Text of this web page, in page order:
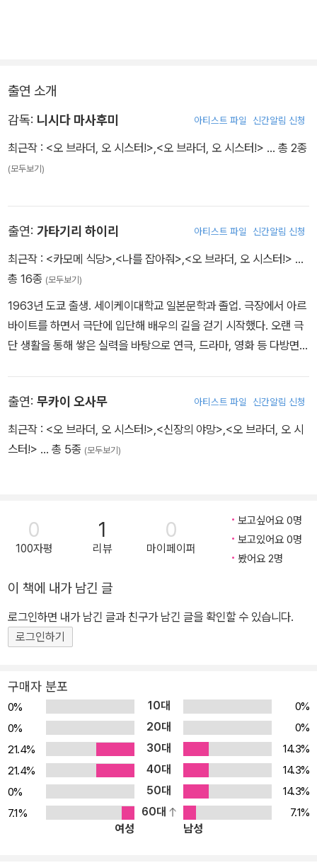
거래처 직원 아사노를 좋아하지만 애써 마음을 숨긴 채 짝사랑만 하
고 있는 것이다.
인해 두 사람의 사랑과 인생에 변화가 시작된다.
출연 소개
감독: 니시다 마사후미 아티스트 파일 신간알림 신청
최근작 : <오 브라더, 오 시스터!>,<오 브라더, 오 시스터!> … 총 2종
(모두보기)
출연: 가타기리 하이리 아티스트 파일 신간알림 신청
최근작 : <카모메 식당>,<나를 잡아줘>,<오 브라더, 오 시스터!> …
총 16종 (모두보기)
1963년 도쿄 출생. 세이케이대학교 일본문학과 졸업. 극장에서 아르
바이트를 하면서 극단에 입단해 배우의 길을 걷기 시작했다. 오랜 극
단 생활을 통해 쌓은 실력을 바탕으로 연극, 드라마, 영화 등 다방면에
밀>, 드라마 <수박> 등이 있다.
출연: 무카이 오사무 아티스트 파일 신간알림 신청
최근작 : <오 브라더, 오 시스터!>,<신장의 야망>,<오 브라더, 오 시
스터!> … 총 5종 (모두보기)
0
100자평
1
리뷰
0
마이페이퍼
보고싶어요 0명
보고있어요 0명
봤어요 2명
이 책에 내가 남긴 글
로그인하면 내가 남긴 글과 친구가 남긴 글을 확인할 수 있습니다.
로그인하기
구매자 분포
0% 10대
0%
0%
20대
0%
21.4%
30대
14.3%
21.4%
40대
14.3%
0%
50대
14.3%
7.1%
60대
7.1%
여성
남성